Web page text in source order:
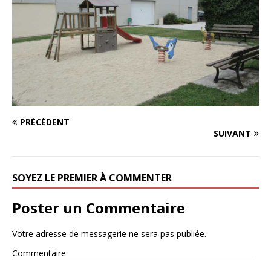
PRÉCÉDENT
SUIVANT
SOYEZ LE PREMIER À COMMENTER
Poster un Commentaire
Votre adresse de messagerie ne sera pas publiée.
Commentaire